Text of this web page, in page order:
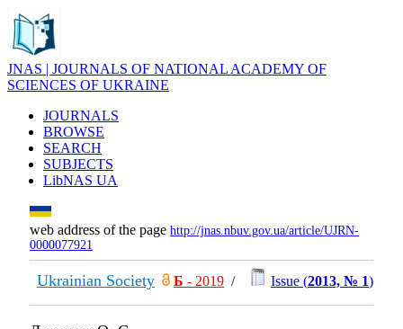
JNAS | JOURNALS OF NATIONAL ACADEMY OF
SCIENCES OF UKRAINE
JOURNALS
BROWSE
SEARCH
SUBJECTS
LibNAS UA
web address of the page http://jnas.nbuv.gov.ua/article/UJRN-
0000077921
Ukrainian Society Б - 2019 / Issue (2013, № 1)